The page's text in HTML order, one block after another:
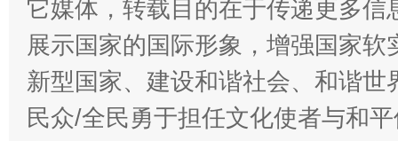
它媒体，转载目的在于传递更多
展示国家的国际形象，增强国家
新型国家、建设和谐社会、和谐
民众/全民勇于担任文化使者与和